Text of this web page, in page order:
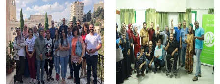
الإشراف في فيسبوك